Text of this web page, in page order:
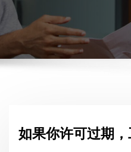
如果你许可过期